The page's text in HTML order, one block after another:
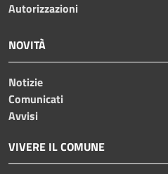
Autorizzazioni
NOVITÀ
Notizie
Comunicati
Avvisi
VIVERE IL COMUNE